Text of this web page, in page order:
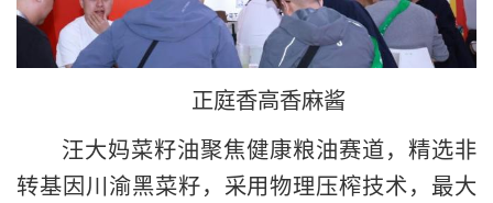
正庭香高香麻酱
汪大妈菜籽油聚焦健康粮油赛道，精选非
转基因川渝黑菜籽，采用物理压榨技术，最大